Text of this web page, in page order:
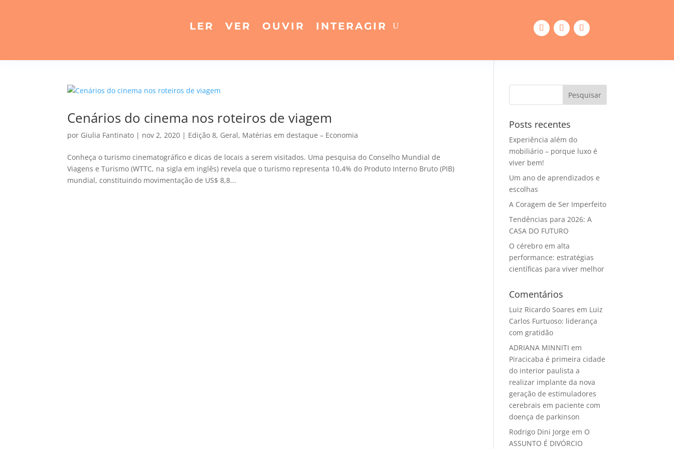
LER VER OUVIR INTERAGIR
Cenários do cinema nos roteiros de viagem
por Giulia Fantinato | nov 2, 2020 | Edição 8, Geral, Matérias em destaque – Economia
Conheça o turismo cinematográfico e dicas de locais a serem visitados. Uma pesquisa do Conselho Mundial de
Viagens e Turismo (WTTC, na sigla em inglês) revela que o turismo representa 10,4% do Produto Interno Bruto (PIB)
mundial, constituindo movimentação de US$ 8,8...
Posts recentes
Experiência além do
mobiliário – porque luxo é
viver bem!
Um ano de aprendizados e
escolhas
A Coragem de Ser Imperfeito
Tendências para 2026: A
CASA DO FUTURO
O cérebro em alta
performance: estratégias
científicas para viver melhor
Comentários
Luiz Ricardo Soares em Luiz
Carlos Furtuoso: liderança
com gratidão
ADRIANA MINNITI em
Piracicaba é primeira cidade
do interior paulista a
realizar implante da nova
geração de estimuladores
cerebrais em paciente com
doença de parkinson
Rodrigo Dini Jorge em O
ASSUNTO É DIVÓRCIO